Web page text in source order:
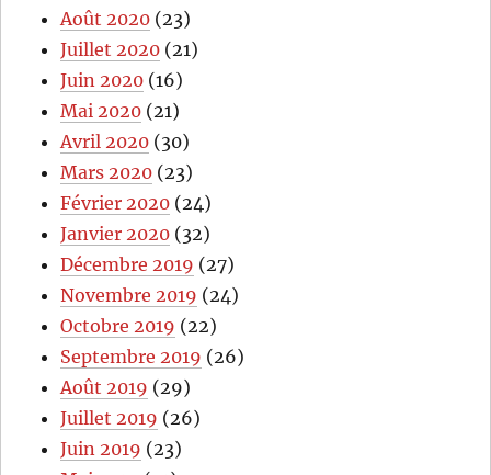
Août 2020 (23)
Juillet 2020 (21)
Juin 2020 (16)
Mai 2020 (21)
Avril 2020 (30)
Mars 2020 (23)
Février 2020 (24)
Janvier 2020 (32)
Décembre 2019 (27)
Novembre 2019 (24)
Octobre 2019 (22)
Septembre 2019 (26)
Août 2019 (29)
Juillet 2019 (26)
Juin 2019 (23)